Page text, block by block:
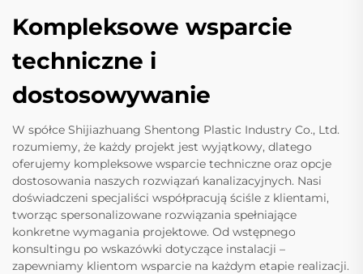
Kompleksowe wsparcie
techniczne i
dostosowywanie
W spółce Shijiazhuang Shentong Plastic Industry Co., Ltd.
rozumiemy, że każdy projekt jest wyjątkowy, dlatego
oferujemy kompleksowe wsparcie techniczne oraz opcje
dostosowania naszych rozwiązań kanalizacyjnych. Nasi
doświadczeni specjaliści współpracują ściśle z klientami,
tworząc spersonalizowane rozwiązania spełniające
konkretne wymagania projektowe. Od wstępnego
konsultingu po wskazówki dotyczące instalacji –
zapewniamy klientom wsparcie na każdym etapie realizacji.